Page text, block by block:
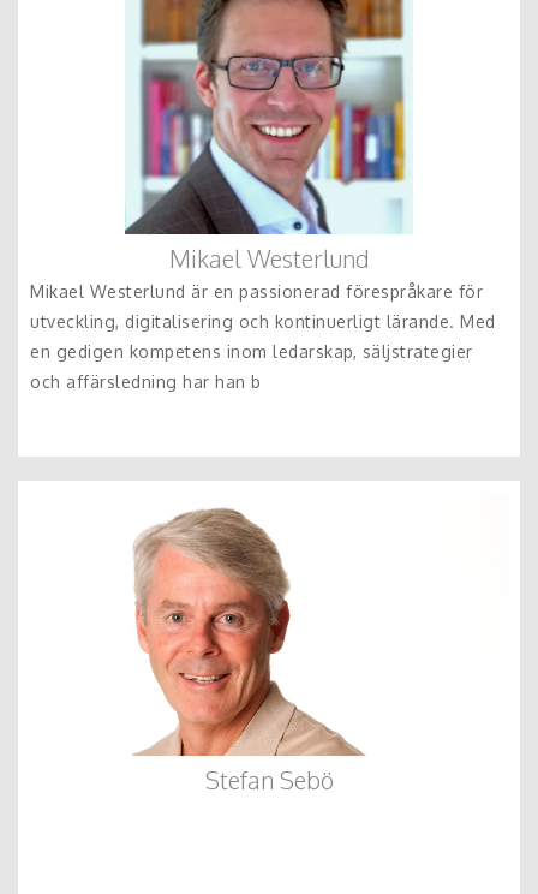
Mikael Westerlund
Mikael Westerlund är en passionerad förespråkare för
utveckling, digitalisering och kontinuerligt lärande. Med
en gedigen kompetens inom ledarskap, säljstrategier
och affärsledning har han b
Stefan Sebö